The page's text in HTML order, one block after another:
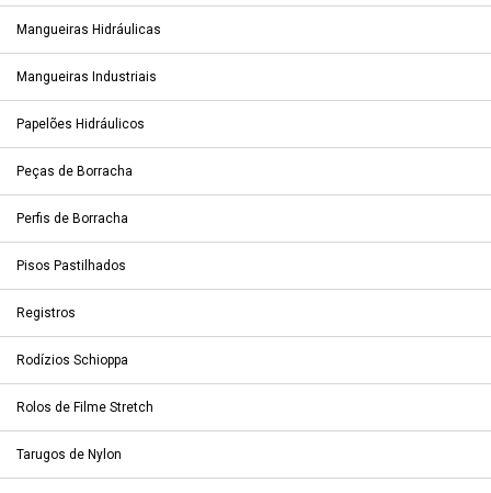
Mangueiras Hidráulicas
Mangueiras Industriais
Papelões Hidráulicos
Peças de Borracha
Perfis de Borracha
Pisos Pastilhados
Registros
Rodízios Schioppa
Rolos de Filme Stretch
Tarugos de Nylon